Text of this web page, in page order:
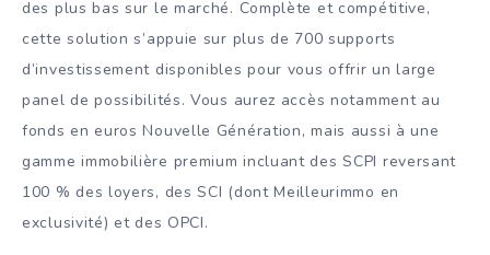
des plus bas sur le marché. Complète et compétitive,
cette solution s’appuie sur plus de 700 supports
d’investissement disponibles pour vous offrir un large
panel de possibilités. Vous aurez accès notamment au
fonds en euros Nouvelle Génération, mais aussi à une
gamme immobilière premium incluant des SCPI reversant
100 % des loyers, des SCI (dont Meilleurimmo en
exclusivité) et des OPCI.